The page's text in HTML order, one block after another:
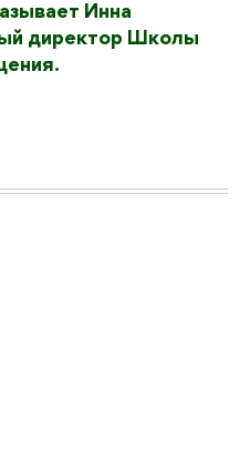
Инна
директор Школы